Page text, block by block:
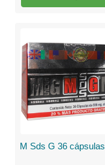
M Sds G 36 cápsulas